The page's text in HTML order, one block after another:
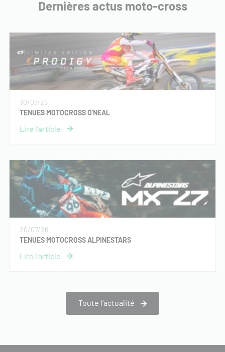
Dernières actus moto-cross
30/07/26
TENUES MOTOCROSS O'NEAL
20/07/26
TENUES MOTOCROSS ALPINESTARS
Toute l’actualité